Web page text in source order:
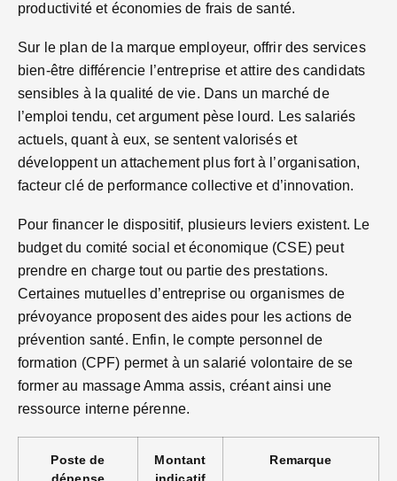
productivité et économies de frais de santé.
Sur le plan de la marque employeur, offrir des services
bien-être différencie l’entreprise et attire des candidats
sensibles à la qualité de vie. Dans un marché de
l’emploi tendu, cet argument pèse lourd. Les salariés
actuels, quant à eux, se sentent valorisés et
développent un attachement plus fort à l’organisation,
facteur clé de performance collective et d’innovation.
Pour financer le dispositif, plusieurs leviers existent. Le
budget du comité social et économique (CSE) peut
prendre en charge tout ou partie des prestations.
Certaines mutuelles d’entreprise ou organismes de
prévoyance proposent des aides pour les actions de
prévention santé. Enfin, le compte personnel de
formation (CPF) permet à un salarié volontaire de se
former au massage Amma assis, créant ainsi une
ressource interne pérenne.
Poste de
Montant
Remarque